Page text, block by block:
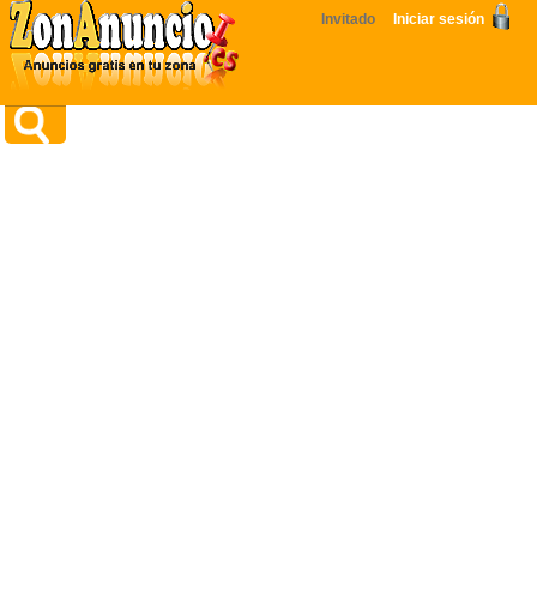
Invitado Iniciar sesión